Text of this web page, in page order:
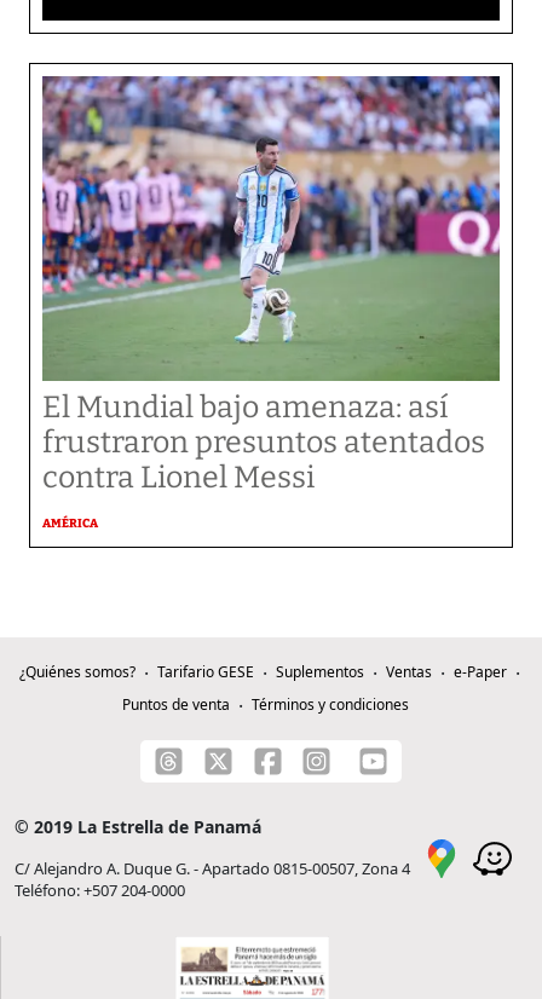
El Mundial bajo amenaza: así
frustraron presuntos atentados
contra Lionel Messi
AMÉRICA
¿Quiénes somos? Tarifario GESE Suplementos Ventas
e-Paper
Puntos de venta
Términos y condiciones
© 2019 La Estrella de Panamá
C/ Alejandro A. Duque G. - Apartado 0815-00507, Zona 4
Teléfono: +507 204-0000